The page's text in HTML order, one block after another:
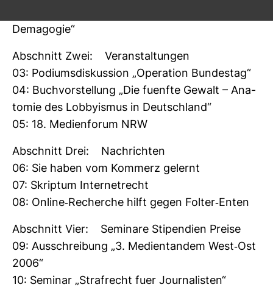
Dem­agogie“
Abschnitt Zwei: Ver­an­stal­tungen
03: Podi­ums­dis­kus­sion „Ope­ra­tion Bun­destag“
04: Buch­vor­stel­lung „Die fuenfte Gewalt – Ana­
tomie des Lob­by­ismus in Deutsch­land“
05: 18. Medi­en­forum NRW
Abschnitt Drei: Nach­richten
06: Sie haben vom Kom­merz gelernt
07: Skriptum Inter­net­recht
08: Online-​Recherche hilft gegen Folter-​Enten
Abschnitt Vier: Semi­nare Sti­pen­dien Preise
09: Aus­schrei­bung „3. Medi­en­tandem West-​Ost
2006“
10: Seminar „Straf­recht fuer Jour­na­listen“